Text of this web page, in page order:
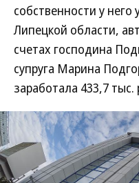
собственности у него
Липецкой области,
счетах господина
супруга Марина
заработала 433,7